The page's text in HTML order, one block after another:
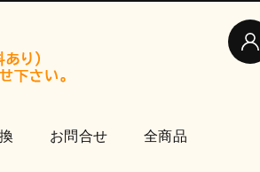
お問合せ 全商品